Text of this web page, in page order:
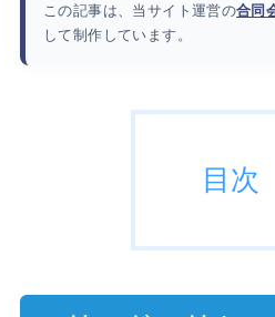
この記事は、当サイト運営の合同
して制作しています。
目次